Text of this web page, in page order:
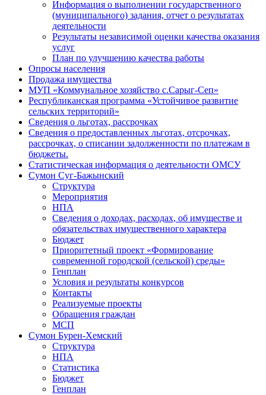
Информация о выполнении государственного
(муниципального) задания, отчет о результатах
деятельности
Результаты независимой оценки качества оказания
услуг
План по улучшению качества работы
Опросы населения
Продажа имущества
МУП «Коммунальное хозяйство с.Сарыг-Сеп»
Республиканская программа «Устойчивое развитие
сельских территорий»
Сведения о льготах, рассрочках
Сведения о предоставленных льготах, отсрочках,
рассрочках, о списании задолженности по платежам в
бюджеты.
Статистическая информация о деятельности ОМСУ
Сумон Суг-Бажынский
Структура
Мероприятия
НПА
Сведения о доходах, расходах, об имуществе и
обязательствах имущественного характера
Бюджет
Приоритетный проект «Формирование
современной городской (сельской) среды»
Генплан
Условия и результаты конкурсов
Контакты
Реализуемые проекты
Обращения граждан
МСП
Сумон Бурен-Хемский
Структура
НПА
Статистика
Бюджет
Генплан